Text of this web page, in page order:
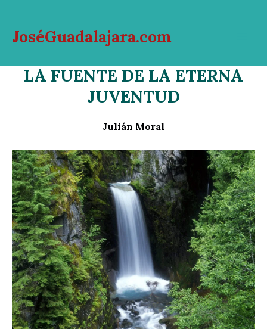
contenido
JoséGuadalajara.com
LA FUENTE DE LA ETERNA
JUVENTUD
Julián Moral